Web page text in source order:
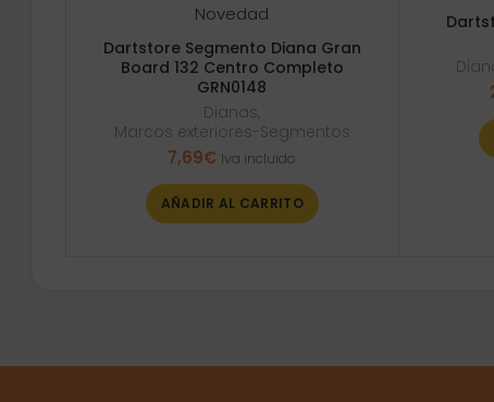
Novedad
Dartstore Segmento Diana Gran
Board 132 Centro Completo
GRN0148
Dianas,
Marcos exteriores-Segmentos
7,69€ Iva incluido
AÑADIR AL CARRITO